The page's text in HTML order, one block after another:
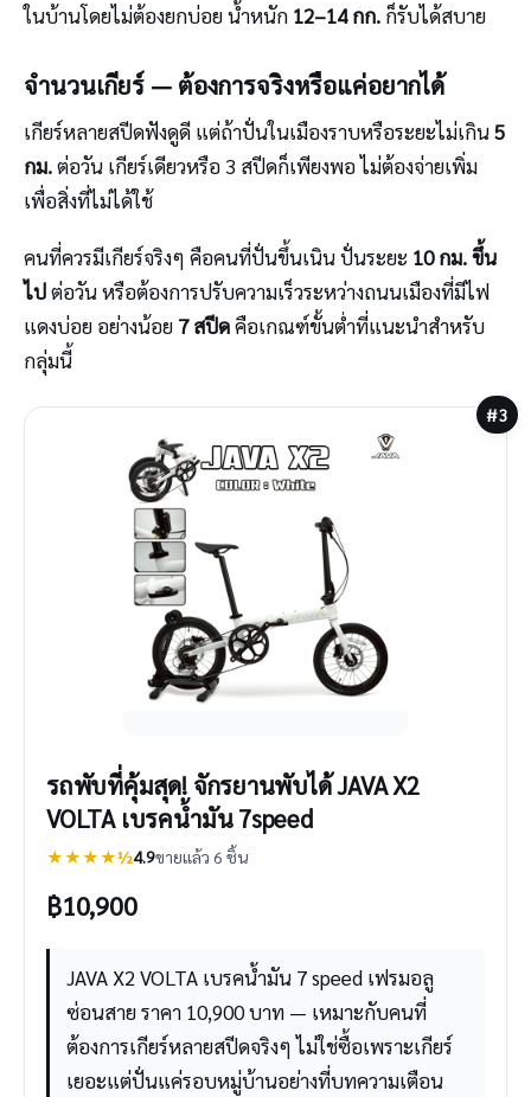
ในบ้านโดยไม่ต้องยกบ่อย น้ำหนัก 12–14 กก. ก็รับได้สบาย
จำนวนเกียร์ — ต้องการจริงหรือแค่อยากได้
เกียร์หลายสปีดฟังดูดี แต่ถ้าปั่นในเมืองราบหรือระยะไม่เกิน5
กม.ต่อวัน เกียร์เดียวหรือ 3 สปีดก็เพียงพอ ไม่ต้องจ่ายเพิ่ม
เพื่อสิ่งที่ไม่ได้ใช้
คนที่ควรมีเกียร์จริงๆ คือคนที่ปั่นขึ้นเนิน ปั่นระยะ 10 กม. ขึ้น
ไปต่อวัน หรือต้องการปรับความเร็วระหว่างถนนเมืองที่มีไฟ
แดงบ่อย อย่างน้อย 7 สปีดคือเกณฑ์ขั้นต่ำที่แนะนำสำหรับ
กลุ่มนี้
#3
รถพับที่คุ้มสุด! จักรยานพับได้ JAVA X2
VOLTA เบรคน้ำมัน 7speed
★★★★½4.9ขายแล้ว 6 ชิ้น
฿10,900
JAVA X2 VOLTA เบรคน้ำมัน 7 speed เฟรมอลู
ซ่อนสาย ราคา 10,900 บาท — เหมาะกับคนที่
ต้องการเกียร์หลายสปีดจริงๆ ไม่ใช่ซื้อเพราะเกียร์
เยอะแต่ปั่นแค่รอบหมู่บ้านอย่างที่บทความเตือน